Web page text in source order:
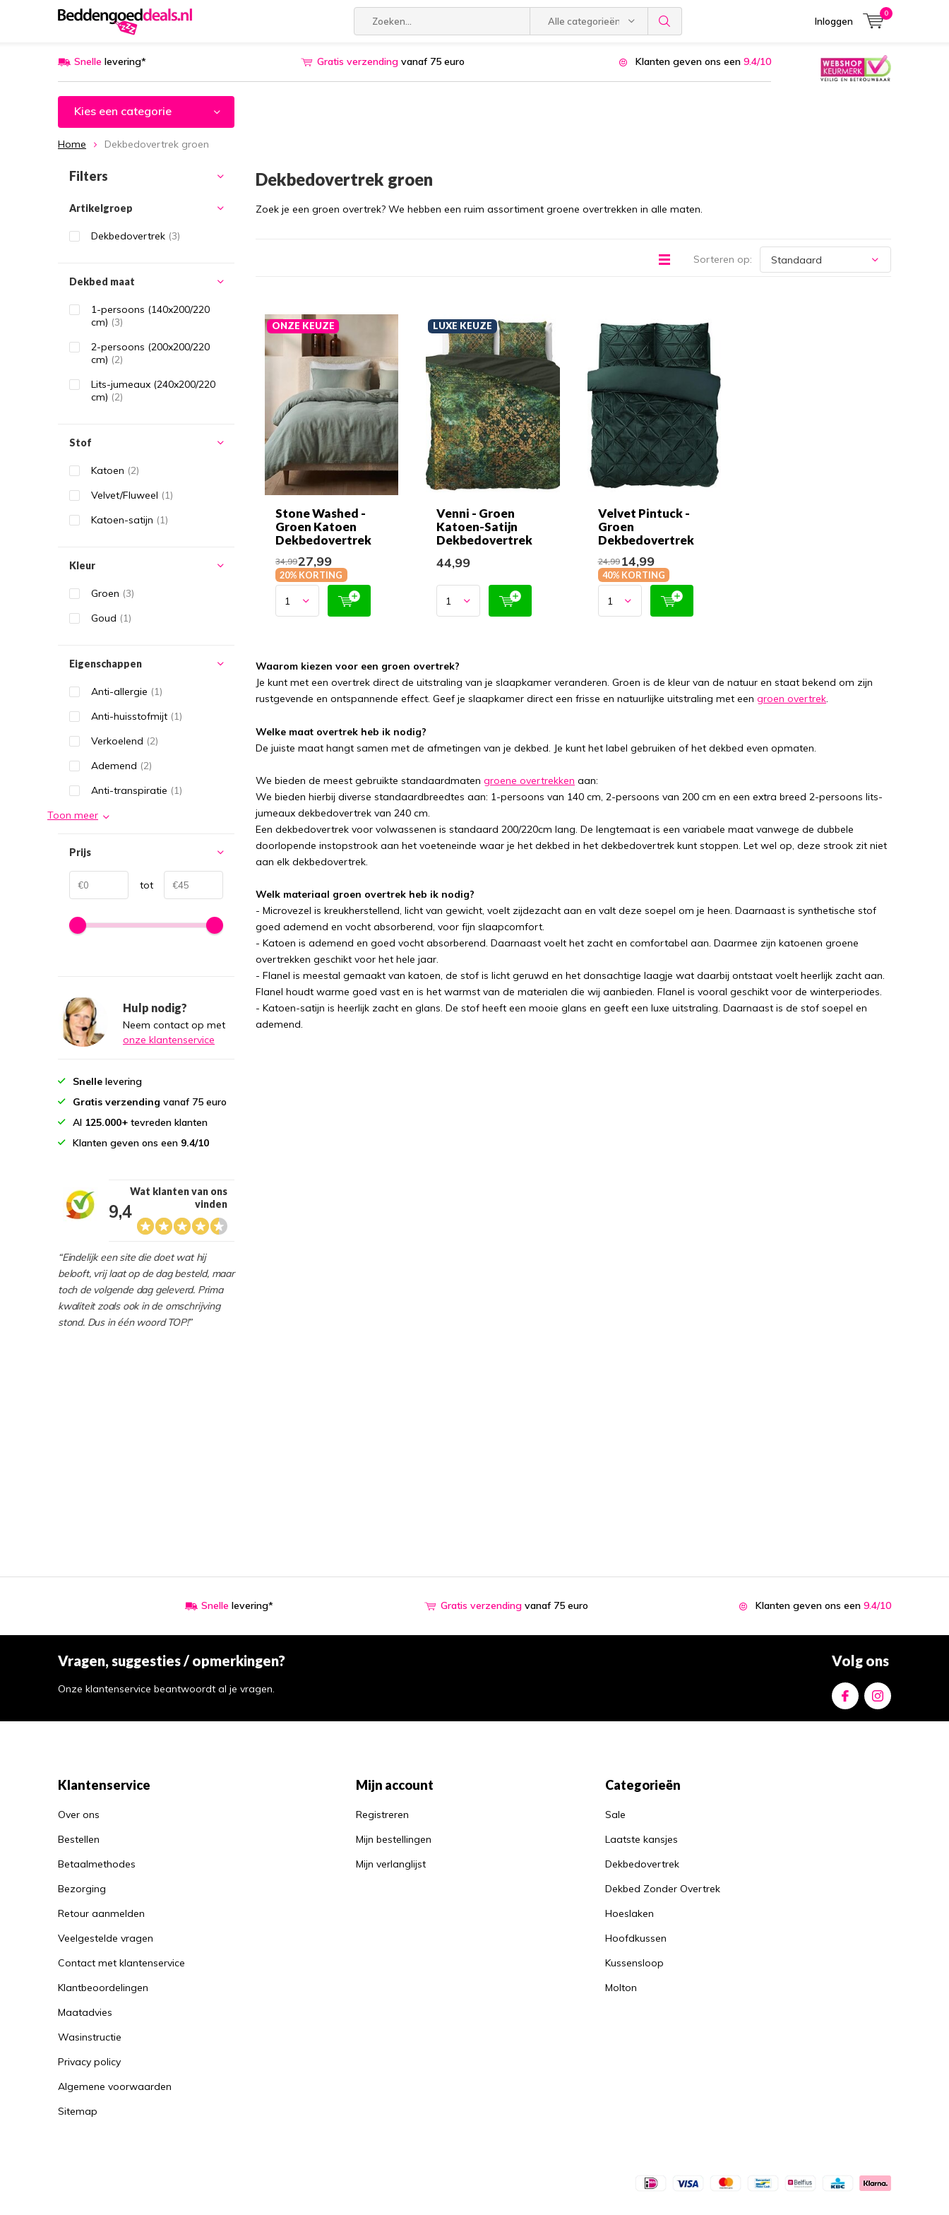
Alle categorieën Inloggen
0
Snelle levering* Gratis verzending vanaf 75 euro Klanten geven ons een 9.4/10
Kies een categorie
Home Dekbedovertrek groen
Dekbedovertrek groen
Zoek je een groen overtrek? We hebben een ruim assortiment groene overtrekken in alle maten.
Sorteren op:
Stone Washed -
Groen Katoen
Dekbedovertrek
ONZE KEUZE
34,9927,99
20% KORTING
Venni - Groen
Katoen-Satijn
Dekbedovertrek
LUXE KEUZE
44,99
Velvet Pintuck -
Groen
Dekbedovertrek
24,9914,99
40% KORTING
Waarom kiezen voor een groen overtrek?
Je kunt met een overtrek direct de uitstraling van je slaapkamer veranderen. Groen is de kleur van de natuur en staat bekend om zijn
rustgevende en ontspannende effect. Geef je slaapkamer direct een frisse en natuurlijke uitstraling met een groen overtrek.
Welke maat overtrek heb ik nodig?
De juiste maat hangt samen met de afmetingen van je dekbed. Je kunt het label gebruiken of het dekbed even opmaten.
We bieden de meest gebruikte standaardmaten groene overtrekken aan:
We bieden hierbij diverse standaardbreedtes aan: 1-persoons van 140 cm, 2-persoons van 200 cm en een extra breed 2-persoons lits-
jumeaux dekbedovertrek van 240 cm.
Een dekbedovertrek voor volwassenen is standaard 200/220cm lang. De lengtemaat is een variabele maat vanwege de dubbele
doorlopende instopstrook aan het voeteneinde waar je het dekbed in het dekbedovertrek kunt stoppen. Let wel op, deze strook zit niet
aan elk dekbedovertrek.
Welk materiaal groen overtrek heb ik nodig?
- Microvezel is kreukherstellend, licht van gewicht, voelt zijdezacht aan en valt deze soepel om je heen. Daarnaast is synthetische stof
goed ademend en vocht absorberend, voor fijn slaapcomfort.
- Katoen is ademend en goed vocht absorberend. Daarnaast voelt het zacht en comfortabel aan. Daarmee zijn katoenen groene
overtrekken geschikt voor het hele jaar.
- Flanel is meestal gemaakt van katoen, de stof is licht geruwd en het donsachtige laagje wat daarbij ontstaat voelt heerlijk zacht aan.
Flanel houdt warme goed vast en is het warmst van de materialen die wij aanbieden. Flanel is vooral geschikt voor de winterperiodes.
- Katoen-satijn is heerlijk zacht en glans. De stof heeft een mooie glans en geeft een luxe uitstraling. Daarnaast is de stof soepel en
ademend.
Filters
Artikelgroep
Dekbedovertrek (3)
Dekbed maat
1-persoons (140x200/220
cm) (3)
2-persoons (200x200/220
cm) (2)
Lits-jumeaux (240x200/220
cm) (2)
Stof
Katoen (2)
Velvet/Fluweel (1)
Katoen-satijn (1)
Kleur
Groen (3)
Goud (1)
Eigenschappen
Anti-allergie (1)
Anti-huisstofmijt (1)
Verkoelend (2)
Ademend (2)
Anti-transpiratie (1)
Toon meer
Prijs
tot
Hulp nodig?
Neem contact op met
onze klantenservice
Snelle levering
Gratis verzending vanaf 75 euro
Al 125.000+ tevreden klanten
Klanten geven ons een 9.4/10
9,4
Wat klanten van ons
vinden
“Eindelijk een site die doet wat hij
belooft, vrij laat op de dag besteld, maar
toch de volgende dag geleverd. Prima
kwaliteit zoals ook in de omschrijving
stond. Dus in één woord TOP!”
Snelle levering* Gratis verzending vanaf 75 euro Klanten geven ons een 9.4/10
Vragen, suggesties / opmerkingen?
Onze klantenservice beantwoordt al je vragen.
Volg ons
Klantenservice
Over ons
Bestellen
Betaalmethodes
Bezorging
Retour aanmelden
Veelgestelde vragen
Contact met klantenservice
Klantbeoordelingen
Maatadvies
Wasinstructie
Privacy policy
Algemene voorwaarden
Sitemap
Mijn account
Registreren
Mijn bestellingen
Mijn verlanglijst
Categorieën
Sale
Laatste kansjes
Dekbedovertrek
Dekbed Zonder Overtrek
Hoeslaken
Hoofdkussen
Kussensloop
Molton